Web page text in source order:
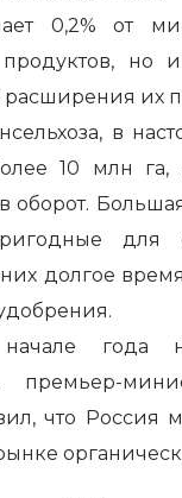
0,2% от
продуктов, но
их
в
10 млн га,
оборот.
для
долгое
года
премьер-
что Россия